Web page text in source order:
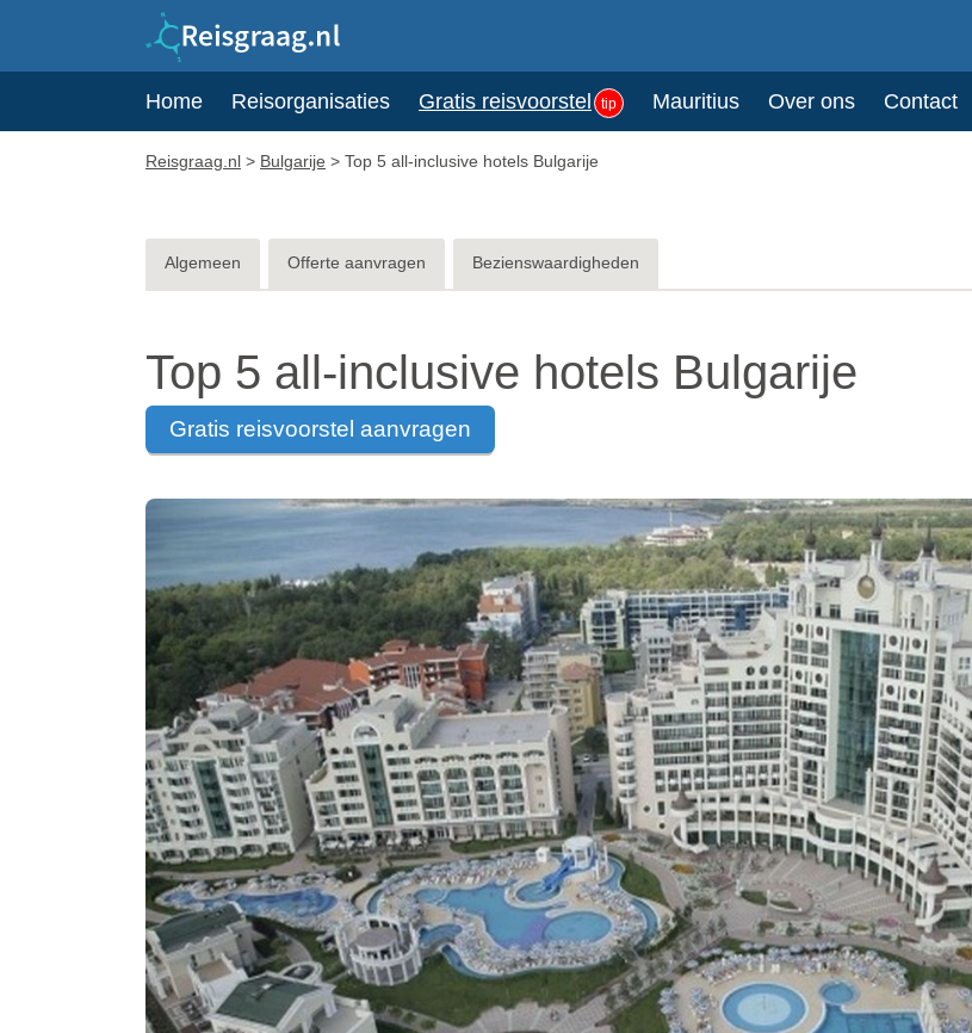
Home Reisorganisaties Gratis reisvoorstel tip Mauritius Over ons Contact
Reisgraag.nl > Bulgarije > Top 5 all-inclusive hotels Bulgarije
Algemeen Offerte aanvragen Bezienswaardigheden
Top 5 all-inclusive hotels Bulgarije
gratis reisvoorstel aanvragen